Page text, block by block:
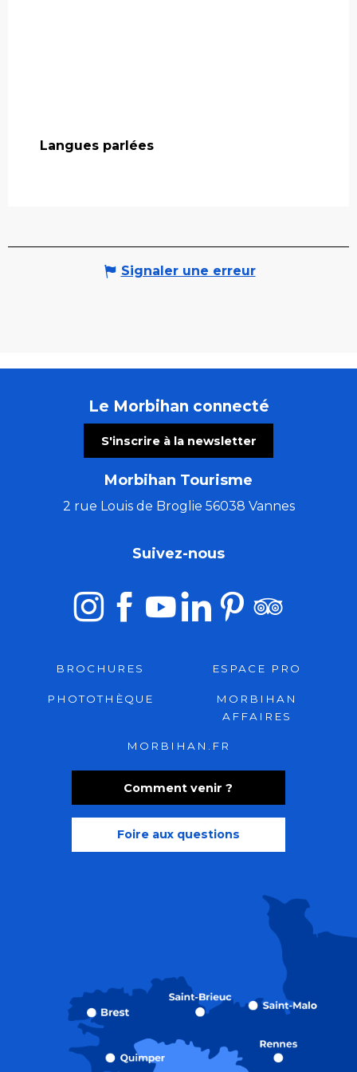
Langues parlées
Langues parlées
Signaler une erreur
Le Morbihan connecté
S'inscrire à la newsletter
Morbihan Tourisme
2 rue Louis de Broglie 56038 Vannes
Comment venir ?
Foire aux questions
Suivez-nous
BROCHURES ESPACE PRO
PHOTOTHÈQUE
MORBIHAN
AFFAIRES
MORBIHAN.FR